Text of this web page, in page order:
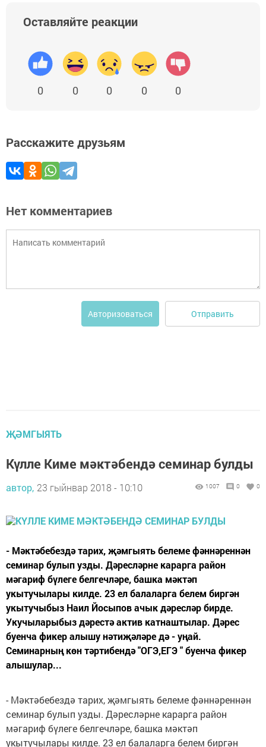
Оставляйте реакции
0 0 0 0 0
Расскажите друзьям
Нет комментариев
Авторизоваться Отправить
ҖӘМГЫЯТЬ
Күлле Киме мәктәбендә семинар булды
автор, 23 гыйнвар 2018 - 10:10 1007 0 0
- Мәктәбебездә тарих, җәмгыять белеме фәннәреннән
семинар булып узды. Дәресләрне карарга район
мәгариф бүлеге белгечләре, башка мәктәп
укытучылары килде. 23 ел балаларга белем биргән
укытучыбыз Наил Йосыпов ачык дәресләр бирде.
Укучыларыбыз дәрестә актив катнаштылар. Дәрес
буенча фикер алышу нәтиҗәләре дә - уңай.
Семинарның көн тәртибендә "ОГЭ,ЕГЭ " буенча фикер
алышулар...
- Мәктәбебездә тарих, җәмгыять белеме фәннәреннән
семинар булып узды. Дәресләрне карарга район
мәгариф бүлеге белгечләре, башка мәктәп
укытучылары килде. 23 ел балаларга белем биргән